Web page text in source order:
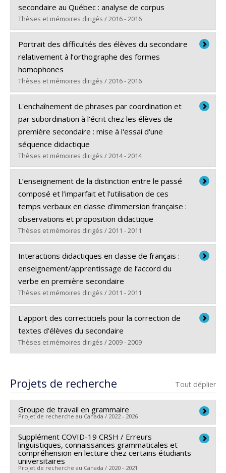
Cycle :Doctorat
Diplôme obtenu :Ph. D.
Lien vers le document dans Papyrus
secondaire au Québec : analyse de corpus
Thèses et mémoires dirigés / 2016 - 2016
Diplômé(e) :Nollet, Julie
Cycle :Maîtrise
Diplôme obtenu :
Lien vers le document dans Papyrus
Portrait des difficultés des élèves du secondaire
relativement à l’orthographe des formes
homophones
Thèses et mémoires dirigés / 2016 - 2016
Diplômé(e) :Champoux, Ménaïc
Cycle :Maîtrise
Diplôme obtenu :M.A.
Lien vers le document dans Papyrus
L'enchaînement de phrases par coordination et
par subordination à l'écrit chez les élèves de
première secondaire : mise à l'essai d'une
séquence didactique
Thèses et mémoires dirigés / 2014 - 2014
Diplômé(e) :Merizzi, Pascale
Cycle :Maîtrise
Diplôme obtenu : M.A.
Lien vers le document dans Papyrus
L’enseignement de la distinction entre le passé
composé et l’imparfait et l’utilisation de ces
temps verbaux en classe d’immersion française :
observations et proposition didactique
Thèses et mémoires dirigés / 2011 - 2011
Diplômé(e) :Lévesque, Aimée
Cycle :Maîtrise
Diplôme obtenu : M.A.
Lien vers le document dans Papyrus
Interactions didactiques en classe de français :
enseignement/apprentissage de l’accord du
verbe en première secondaire
Thèses et mémoires dirigés / 2011 - 2011
Diplômé(e) : Gauvin, Isabelle
Cycle : Doctorat
Diplôme obtenu :Ph. D.
Lien vers le document dans Papyrus
L'apport des correcticiels pour la correction de
textes d'élèves du secondaire
Thèses et mémoires dirigés / 2009 - 2009
Cycle :
Maîtrise
Diplôme obtenu :M.A.
Projets de recherche Tout déplier
Groupe de travail en grammaire
Projet de recherche au Canada / 2022 - 2026
Chercheur principal : Marie-Claude Boivin
Sources de financement :(18817) Éducation MEQ /
Québec (18817)
Supplément COVID-19 CRSH / Erreurs
linguistiques, connaissances grammaticales et
compréhension en lecture chez certains étudiants
universitaires
Projet de recherche au Canada / 2020 - 2021